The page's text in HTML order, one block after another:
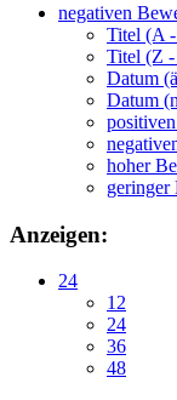
negativen
Titel (A
Titel (Z
Datum
Datum
hoher
geringer
Anzeigen:
24
12
24
36
48